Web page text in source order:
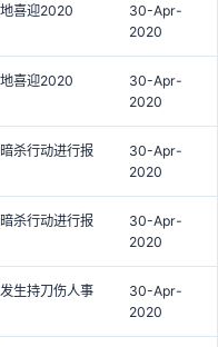
喜迎2020
30-Apr-
2020
喜迎2020
30-Apr-
2020
杀行动进行报
30-Apr-
2020
杀行动进行报
30-Apr-
2020
生持刀伤人事
30-Apr-
2020